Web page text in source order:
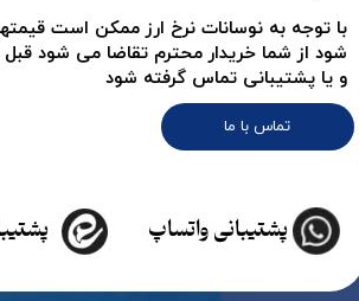
تماس با ما
پشتیبانی واتساپ
با توجه به نوسانات نرخ ارز ممکن است
شود از شما خریدار محترم تقاضا می شود
و یا پشتیبانی تماس گرفته شود